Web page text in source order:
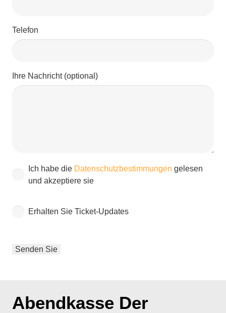
Telefon
Ihre Nachricht (optional)
Ich habe die Datenschutzbestimmungen gelesen
und akzeptiere sie
Erhalten Sie Ticket-Updates
Abendkasse Der